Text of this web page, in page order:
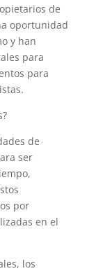
de
oportunidad
y han
para
para
de
ser
por
en el
los